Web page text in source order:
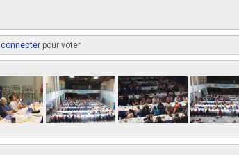
connecterpour voter